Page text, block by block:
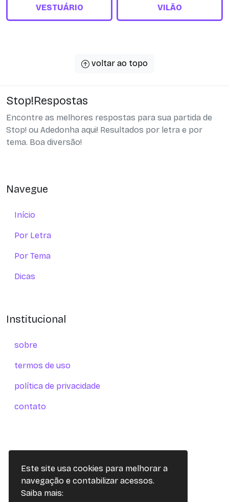
Este site usa cookies para melhorar a
navegação e contabilizar acessos.
Saiba mais:
VESTUÁRIO VILÃO
voltar ao topo
Stop!Respostas
Encontre as melhores respostas para sua partida de
Stop! ou Adedonha aqui! Resultados por letra e por
tema. Boa diversão!
Navegue
Início
Por Letra
Por Tema
Dicas
Institucional
sobre
termos de uso
política de privacidade
contato